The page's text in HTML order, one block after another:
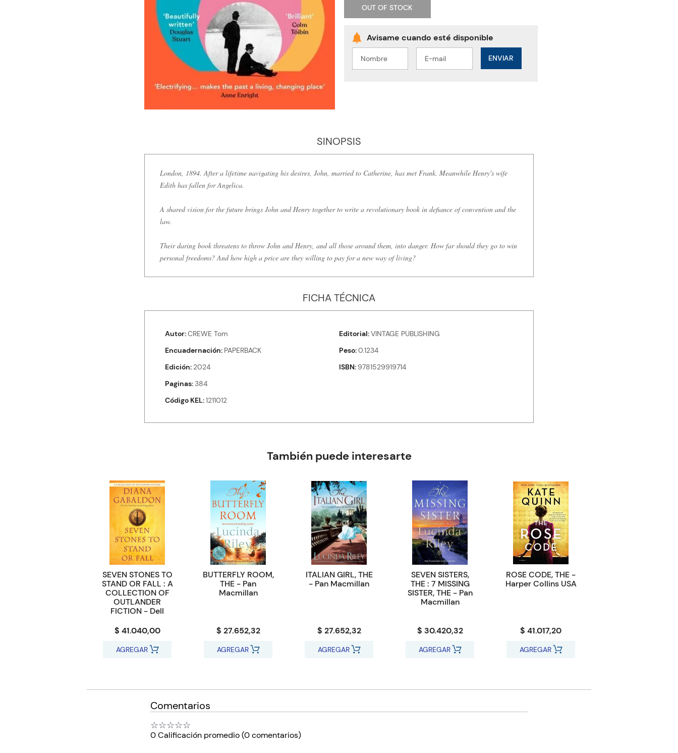
OUT OF STOCK
ENVIAR
SINOPSIS
London, 1894. After a lifetime navigating his desires, John, married to Catherine, has met Frank. Meanwhile Henry's wife
Edith has fallen for Angelica.
A shared vision for the future brings John and Henry together to write a revolutionary book in defiance of convention and the
law.
Their daring book threatens to throw John and Henry, and all those around them, into danger. How far should they go to win
personal freedoms? And how high a price are they willing to pay for a new way of living?
FICHA TÉCNICA
Autor CREWE Tom Editorial VINTAGE PUBLISHING
Encuadernación PAPERBACK Peso 0.1234
Edición 2024 ISBN 9781529919714
Paginas 384
Código KEL 1211012
También puede interesarte
SEVEN STONES TO
STAND OR FALL : A
COLLECTION OF
OUTLANDER
FICTION - Dell
$ 41.040,00
AGREGAR
BUTTERFLY ROOM,
THE - Pan
Macmillan
$ 27.652,32
AGREGAR
ITALIAN GIRL, THE
- Pan Macmillan
$ 27.652,32
AGREGAR
SEVEN SISTERS,
THE : 7 MISSING
SISTER, THE - Pan
Macmillan
$ 30.420,32
AGREGAR
ROSE CODE, THE -
Harper Collins USA
$ 41.017,20
AGREGAR
Comentarios
☆☆☆☆☆
0 Calificación promedio(0 comentarios)